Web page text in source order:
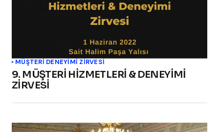
MÜŞTERİ DENEYİMİ ZİRVESİ
9. MÜŞTERİ HİZMETLERİ & DENEYİMİ
ZİRVESİ